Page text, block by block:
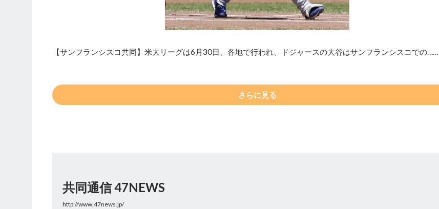
【サンフランシスコ共同】米大リーグは6月30日、各地で行われ、ドジャースの大谷はサンフランシスコでの……
さらに見る
共同通信 47NEWS
http://www.47news.jp/